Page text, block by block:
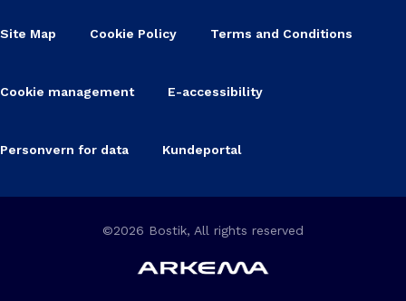
Site Map Cookie Policy Terms and Conditions
Cookie management E-accessibility
Personvern for data Kundeportal
©2026 Bostik, All rights reserved